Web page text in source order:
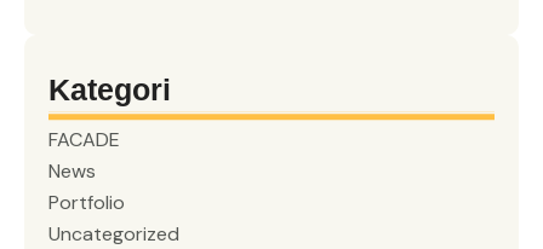
Kategori
FACADE
News
Portfolio
Uncategorized